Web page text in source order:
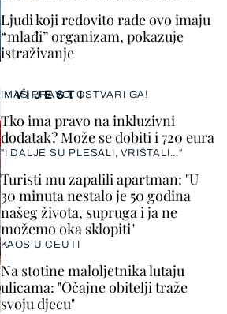
VIJESTI
IMAŠ PRAVO, OSTVARI GA!
Tko ima pravo na inkluzivni
dodatak? Može se dobiti i 720 eura
"I DALJE SU PLESALI, VRIŠTALI..."
Turisti mu zapalili apartman: "U
30 minuta nestalo je 50 godina
našeg života, supruga i ja ne
možemo oka sklopiti"
KAOS U CEUTI
Na stotine maloljetnika lutaju
ulicama: "Očajne obitelji traže
svoju djecu"
Ljudi koji redovito rade ovo imaju
“mlađi” organizam, pokazuje
istraživanje